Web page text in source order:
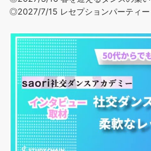
◎2027/7/15 レセプションパーティー